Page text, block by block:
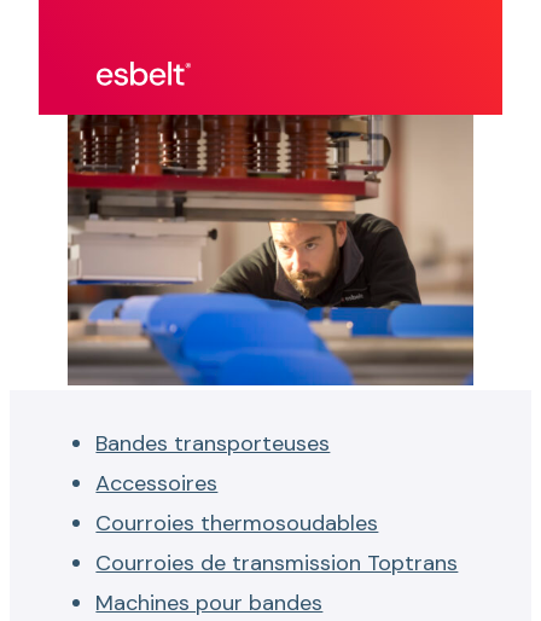
Bandes transporteuses
Accessoires
Courroies thermosoudables
Courroies de transmission Toptrans
Machines pour bandes